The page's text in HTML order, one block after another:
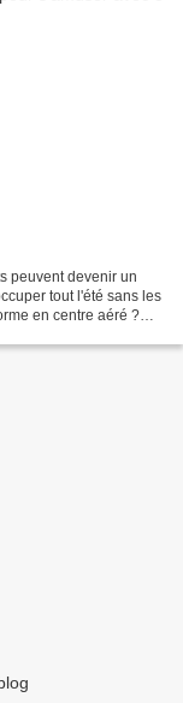
peuvent devenir un
tout l'été sans les
en centre aéré ?